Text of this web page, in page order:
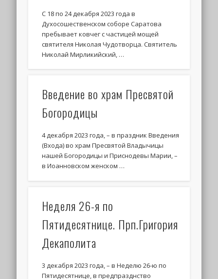
С 18 по 24 декабря 2023 года в
Духосошественском соборе Саратова
пребывает ковчег с частицей мощей
святителя Николая Чудотворца. Святитель
Николай Мирликийский, …
Введение во храм Пресвятой
Богородицы
4 декабря 2023 года, – в праздник Введения
(Входа) во храм Пресвятой Владычицы
нашей Богородицы и Приснодевы Марии, –
в Иоанновском женском …
Неделя 26-я по
Пятидесятнице. Прп.Григория
Декаполита
3 декабря 2023 года, – в Неделю 26-ю по
Пятидесятнице, в предпразднство